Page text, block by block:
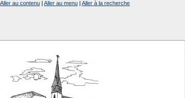
Aller au contenu | Aller au menu | Aller à la recherche